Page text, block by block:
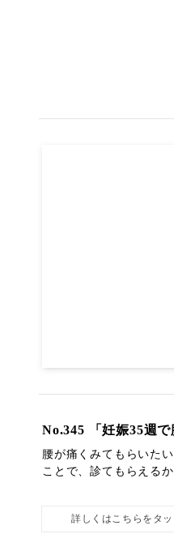
No.345 「妊娠35週で
腰が痛くみてもらいた
ことで、診てもらえる